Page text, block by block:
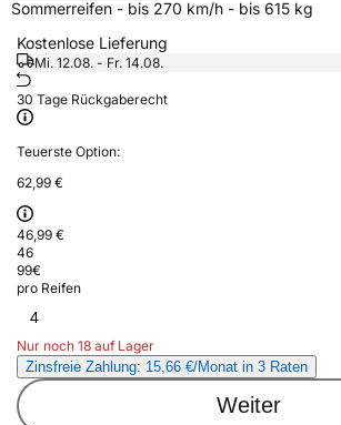
Sommerreifen - bis 270 km/h - bis 615 kg
Kostenlose Lieferung
Mi. 12.08. - Fr. 14.08.
30 Tage Rückgaberecht
Teuerste Option:
62,99 €
46,99 €
46
99€
pro Reifen
4
Nur noch 18 auf Lager
Zinsfreie Zahlung: 15,66 €/Monat in 3 Raten
Weiter